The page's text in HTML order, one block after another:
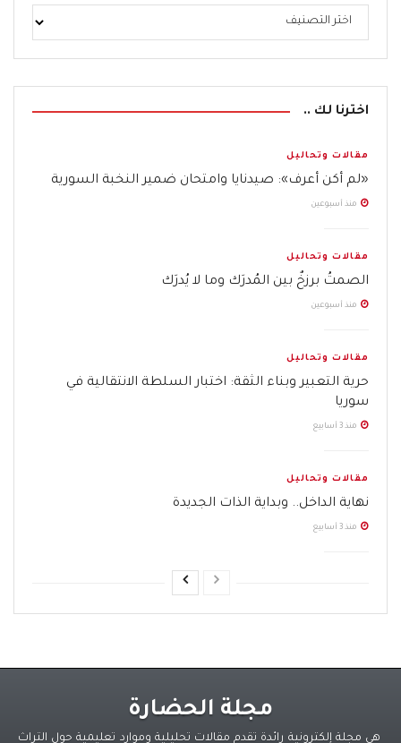
اخترنا لك ..
مقالات وتحاليل
«لم أكن أعرف»: صيدنايا وامتحان ضمير النخبة السورية
منذ أسبوعين
مقالات وتحاليل
الصمتُ برزخٌ بين المُدرَك وما لا يُدرَك
منذ أسبوعين
مقالات وتحاليل
حرية التعبير وبناء الثقة: اختبار السلطة الانتقالية في
سوريا
منذ 3 أسابيع
مقالات وتحاليل
نهاية الداخل.. وبداية الذات الجديدة
منذ 3 أسابيع
مجلة الحضارة
هي مجلة إلكترونية رائدة تقدم مقالات تحليلية وموارد تعليمية حول التراث